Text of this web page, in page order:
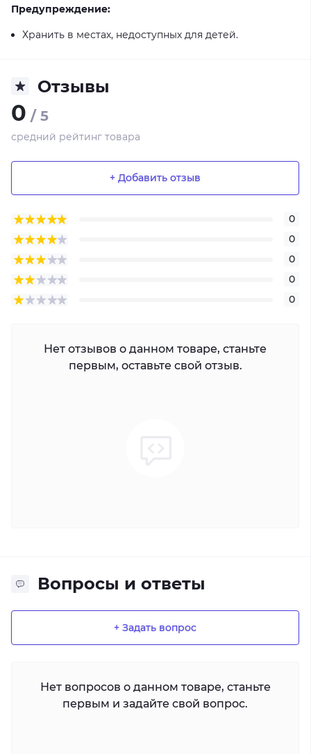
Предупреждение:
Хранить в местах, недоступных для детей.
Отзывы
0 / 5
средний рейтинг товара
+ Добавить отзыв
0
0
0
0
0
Нет отзывов о данном товаре, станьте
первым, оставьте свой отзыв.
Вопросы и ответы
+ Задать вопрос
Нет вопросов о данном товаре, станьте
первым и задайте свой вопрос.